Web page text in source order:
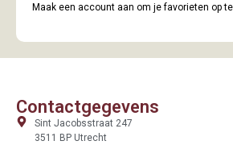
Maak een account aan om je favorieten op
Contactgegevens
Sint Jacobsstraat 247
3511 BP Utrecht